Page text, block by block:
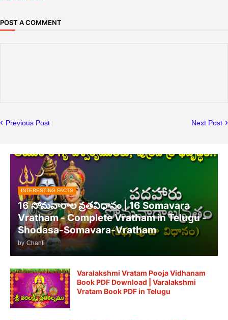
POST A COMMENT
Previous Post Next Post
INTERESTING FACTS
16 సోమవారాల వ్రతవిధానం | 16 Somavara
Vratham - Complete Vratham in Telugu -
Shodasa-Somavara-Vratham
by Chanti
Varalakshmi Vratam Pooja Vidhanam
Book PDF Download | Varalakshmi
Vratam Book PDF in Telugu